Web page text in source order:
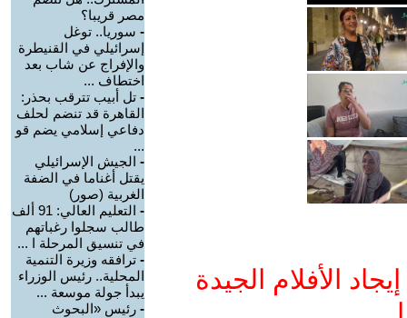
الأفلام الجيدة
مصر قريبا؟
- سوريا.. توغل
إسرائيلي في القنيطرة
والإفراج عن شاب بعد
اختطاف ...
- تل أبيب تترقب بحذر:
القاهرة قد تنضم لحلف
دفاعي إسلامي يضم قو
...
- الجيش الإسرائيلي
يقتل أغناما في الضفة
الغربية (صور)
-
التعليم العالي: 91 ألف
طالب سجلوا رغباتهم
في تنسيق المرحلة ا ...
- ترافقه وزيرة التنمية
المحلية.. رئيس الوزراء
يبدأ جولة موسعة ...
- رئيس «البحوث